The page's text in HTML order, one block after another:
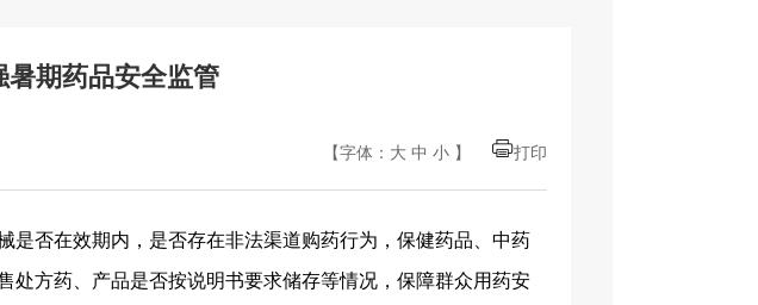
期药品安全监管
【字体： 大 中 小 】 打印
否在效期内，是否存在非法渠道购药行为，保健药品、中药
方药、产品是否按说明书要求储存等情况，保障群众用药安